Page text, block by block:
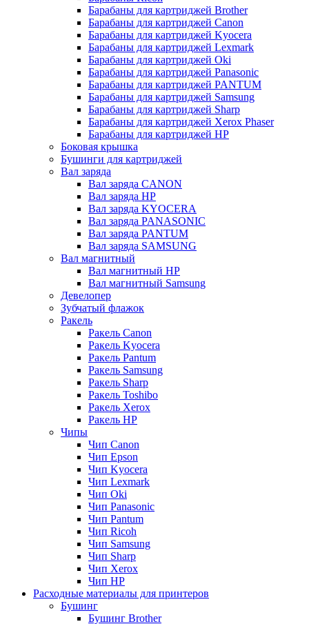
Барабаны для картриджей Brother
Барабаны для картриджей Canon
Барабаны для картриджей Kyocera
Барабаны для картриджей Lexmark
Барабаны для картриджей Oki
Барабаны для картриджей Panasonic
Барабаны для картриджей PANTUM
Барабаны для картриджей Samsung
Барабаны для картриджей Sharp
Барабаны для картриджей Xerox Phaser
Барабаны для картриджей НР
Боковая крышка
Бушинги для картриджей
Вал заряда
Вал заряда CANON
Вал заряда HP
Вал заряда KYOCERA
Вал заряда PANASONIC
Вал заряда PANTUM
Вал заряда SAMSUNG
Вал магнитный
Вал магнитный HP
Вал магнитный Samsung
Девелопер
Зубчатый флажок
Ракель
Ракель Canon
Ракель Kyocera
Ракель Pantum
Ракель Samsung
Ракель Sharp
Ракель Toshibo
Ракель Xerox
Ракель НР
Чипы
Чип Canon
Чип Epson
Чип Kyocera
Чип Lexmark
Чип Oki
Чип Panasonic
Чип Pantum
Чип Ricoh
Чип Samsung
Чип Sharp
Чип Xerox
Чип НР
Расходные материалы для принтеров
Бушинг
Бушинг Brother